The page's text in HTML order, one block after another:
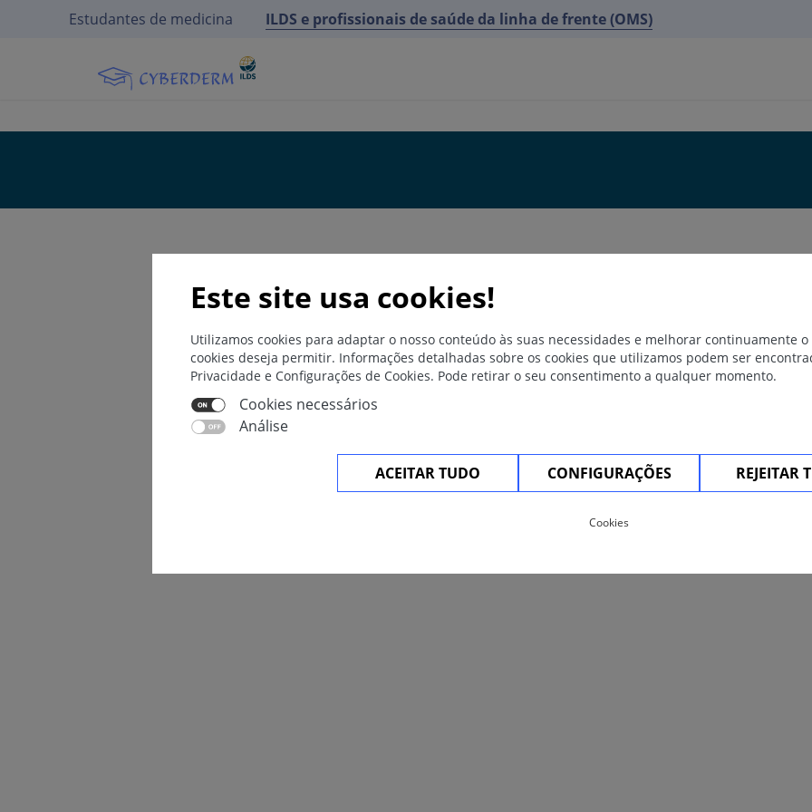
Estudantes de medicina ILDS e profissionais de saúde da linha de frente (OMS)
Este site usa cookies!
Utilizamos cookies para adaptar o nosso conteúdo às suas necessidades e melhorar continuamente
cookies deseja permitir. Informações detalhadas sobre os cookies que utilizamos podem ser
Privacidade e Configurações de Cookies. Pode retirar o seu consentimento a qualquer momento.
Cookies necessários
Análise
ACEITAR TUDO CONFIGURAÇÕES REJEITAR
Cookies